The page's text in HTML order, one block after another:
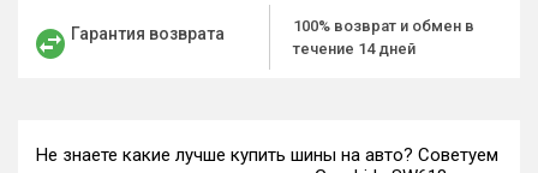
Гарантия возврата
100% возврат и обмен в
течение 14 дней
Не знаете какие лучше купить шины на авто? Советуем